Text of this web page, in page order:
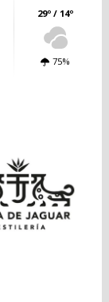
29º / 14º
75%